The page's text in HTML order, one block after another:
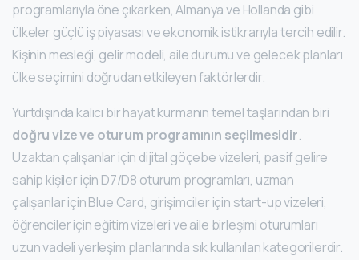
programlarıyla öne çıkarken, Almanya ve Hollanda gibi
ülkeler güçlü iş piyasası ve ekonomik istikrarıyla tercih edilir.
Kişinin mesleği, gelir modeli, aile durumu ve gelecek planları
ülke seçimini doğrudan etkileyen faktörlerdir.
Yurtdışında kalıcı bir hayat kurmanın temel taşlarından biri
doğru vize ve oturum programının seçilmesidir.
Uzaktan çalışanlar için dijital göçebe vizeleri, pasif gelire
sahip kişiler için D7/D8 oturum programları, uzman
çalışanlar için Blue Card, girişimciler için start-up vizeleri,
öğrenciler için eğitim vizeleri ve aile birleşimi oturumları
uzun vadeli yerleşim planlarında sık kullanılan kategorilerdir.